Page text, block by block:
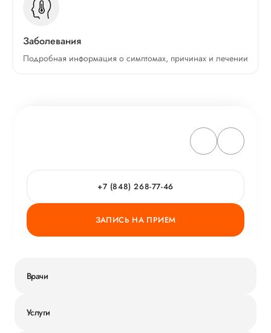
Заболевания
Подробная информация о симптомах, причинах и лечении
+7 (848) 268-77-46
ЗАПИСЬ НА ПРИЕМ
Врачи
Услуги